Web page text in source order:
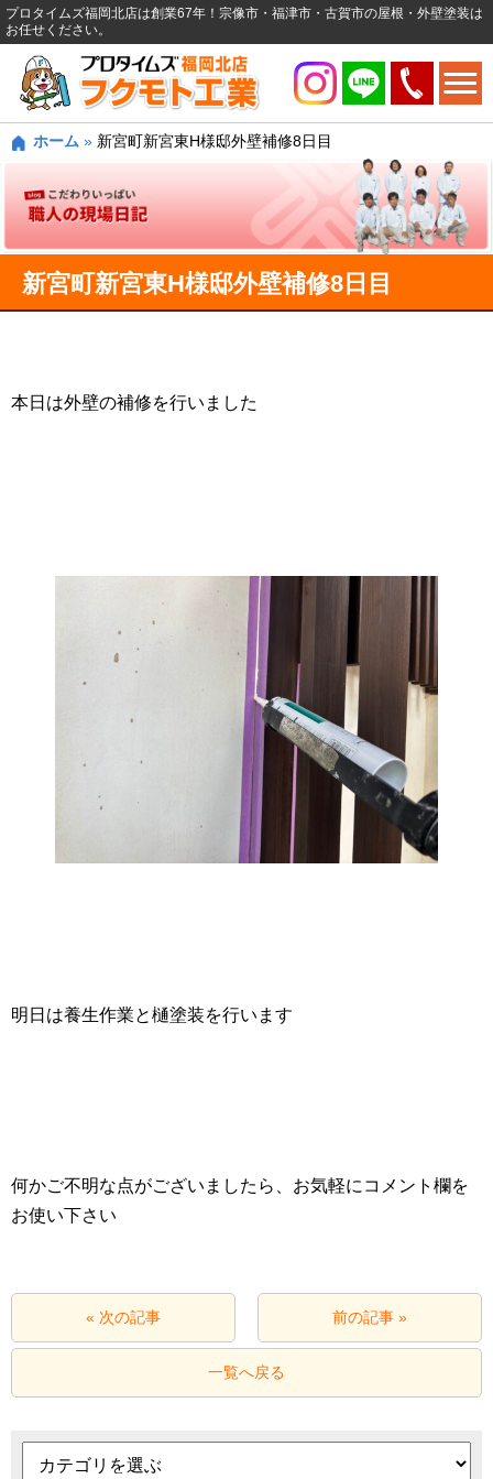
プロタイムズ福岡北店は創業67年！宗像市・福津市・古賀市の屋根・外壁塗装は
お任せください。
ホーム » 新宮町新宮東H様邸外壁補修8日目
新宮町新宮東H様邸外壁補修8日目
本日は外壁の補修を行いました
明日は養生作業と樋塗装を行います
何かご不明な点がございましたら、お気軽にコメント欄を
お使い下さい
« 次の記事 前の記事 »
一覧へ戻る